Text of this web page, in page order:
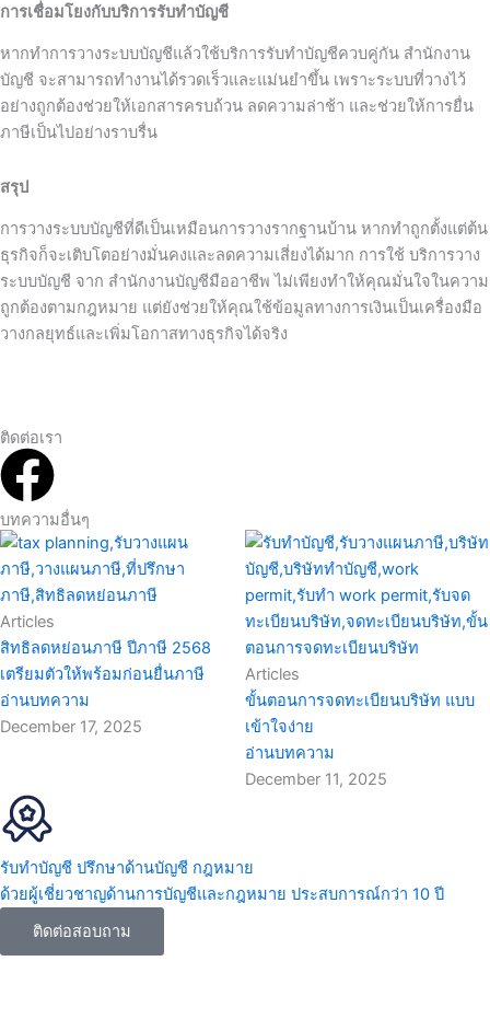
การเชื่อมโยงกับบริการรับทำบัญชี
หากทำการวางระบบบัญชีแล้วใช้บริการรับทำบัญชีควบคู่กัน สำนักงาน
บัญชี จะสามารถทำงานได้รวดเร็วและแม่นยำขึ้น เพราะระบบที่วางไว้
อย่างถูกต้องช่วยให้เอกสารครบถ้วน ลดความล่าช้า และช่วยให้การยื่น
ภาษีเป็นไปอย่างราบรื่น
สรุป
การวางระบบบัญชีที่ดีเป็นเหมือนการวางรากฐานบ้าน หากทำถูกตั้งแต่ต้น
ธุรกิจก็จะเติบโตอย่างมั่นคงและลดความเสี่ยงได้มาก การใช้ บริการวาง
ระบบบัญชี จาก สำนักงานบัญชีมืออาชีพ ไม่เพียงทำให้คุณมั่นใจในความ
ถูกต้องตามกฎหมาย แต่ยังช่วยให้คุณใช้ข้อมูลทางการเงินเป็นเครื่องมือ
วางกลยุทธ์และเพิ่มโอกาสทางธุรกิจได้จริง
ติดต่อเรา
F
a
c
e
b
o
o
k
บทความอื่นๆ
Articles
สิทธิลดหย่อนภาษี ปีภาษี 2568
เตรียมตัวให้พร้อมก่อนยื่นภาษี
อ่านบทความ
December 17, 2025
Articles
ขั้นตอนการจดทะเบียนบริษัท แบบ
เข้าใจง่าย
อ่านบทความ
December 11, 2025
รับทำบัญชี ปรึกษาด้านบัญชี กฎหมาย
ด้วยผู้เชี่ยวชาญด้านการบัญชีและกฎหมาย ประสบการณ์กว่า 10 ปี
ติดต่อสอบถาม